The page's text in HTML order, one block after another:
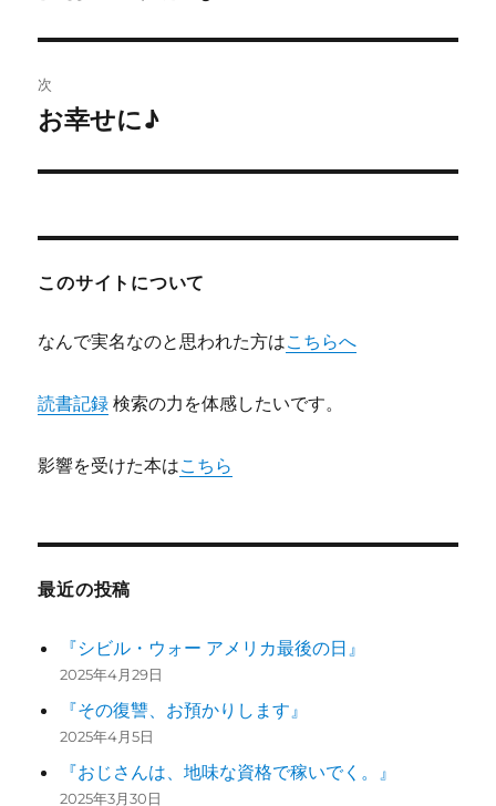
ビ
ゲ
ー
投
稿:
次
次
投
お幸せに♪
このサイトについて
なんで実名なのと思われた方はこちらへ
読書記録 検索の力を体感したいです。
影響を受けた本はこちら
最近の投稿
『シビル・ウォー アメリカ最後の日』
2025年4月29日
『その復讐、お預かりします』
2025年4月5日
『おじさんは、地味な資格で稼いでく。』
2025年3月30日